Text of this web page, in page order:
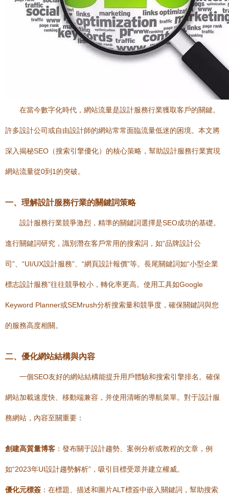
在當今數字化時代，網站流量是設計服務行業獲取客戶的關鍵。
許多設計公司或自由設計師的網站常常面臨流量低迷的困境。本文將
深入揭秘SEO（搜索引擎優化）的核心策略，幫助設計服務行業實現
網站流量從0到1的突破。
一、理解設計服務行業的關鍵詞策略
設計服務行業競爭激烈，精準的關鍵詞選擇是SEO成功的基礎。
進行關鍵詞研究，識別潛在客戶常用的搜索詞，如“品牌設計公
司”、“UI/UX設計服務”、“網頁設計報價”等。長尾關鍵詞如“小型企業
標志設計服務”往往競爭較小，轉化率更高。使用工具如Google
Keyword Planner或SEMrush分析搜索量和競爭度，確保關鍵詞與您
的服務高度相關。
二、優化網站結構與內容
一個SEO友好的網站結構能提升用戶體驗和搜索引擎排名。確保
網站加載速度快、移動端兼容，并使用清晰的導航菜單。對于設計服
務網站，內容至關重要：
創建高質量博客 ：發布關于設計趨勢、案例分析或教程的文章，例
如“2023年UI設計趨勢解析”，吸引目標受眾并建立權威。
優化元標簽 ：在標題、描述和圖片ALT標簽中嵌入關鍵詞，幫助搜索